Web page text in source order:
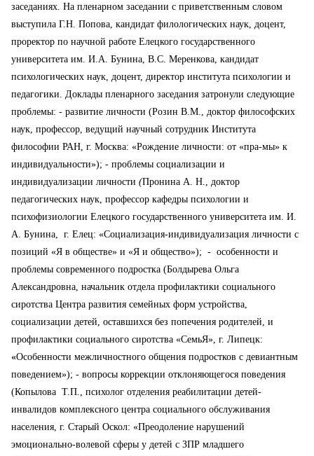
заседаниях. На пленарном заседании с приветственным словом
выступила Г.Н. Попова, кандидат филологических наук, доцент,
проректор по научной работе Елецкого государственного
университета им. И.А. Бунина, В.С. Меренкова, кандидат
психологических наук, доцент, директор института психологии и
педагогики. Доклады пленарного заседания затронули следующие
проблемы: - развитие личности (Розин В.М., доктор философских
наук, профессор, ведущий научный сотрудник Института
философии РАН, г. Москва: «Рождение личности: от «пра-мы» к
индивидуальности»); - проблемы социализации и
индивидуализации личности (Пронина А. Н., доктор
педагогических наук, профессор кафедры психологии и
психофизиологии Елецкого государственного университета им. И.
А. Бунина, г. Елец: «Социализация-индивидуализация личности с
позиций «Я в обществе» и «Я и общество»); - особенности и
проблемы современного подростка (Болдырева Ольга
Александровна, начальник отдела профилактики социального
сиротства Центра развития семейных форм устройства,
социализации детей, оставшихся без попечения родителей, и
профилактики социального сиротства «СемьЯ», г. Липецк:
«Особенности межличностного общения подростков с девиантным
поведением»); - вопросы коррекции отклоняющегося поведения
(Копылова Т.П., психолог отделения реабилитации детей-
инвалидов комплексного центра социального обслуживания
населения, г. Старый Оскол: «Преодоление нарушений
эмоционально-волевой сферы у детей с ЗПР младшего